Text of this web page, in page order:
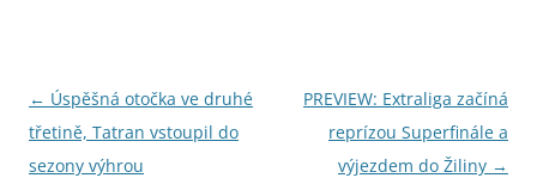
Navigace
pro
příspěvky
← Úspěšná otočka ve druhé
třetině, Tatran vstoupil do
sezony výhrou
PREVIEW: Extraliga začíná
reprízou Superfinále a
výjezdem do Žiliny →